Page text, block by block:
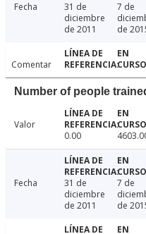
Fecha
31 de
diciembre
de 2011
7 de
de
Comentar
Number of people
Valor
0.00
Fecha
31 de
diciembre
de 2011
7 de
de